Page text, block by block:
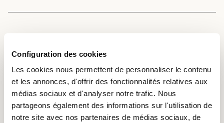
Configuration des cookies
Les cookies nous permettent de personnaliser le contenu
et les annonces, d'offrir des fonctionnalités relatives aux
médias sociaux et d'analyser notre trafic. Nous
partageons également des informations sur l'utilisation de
notre site avec nos partenaires de médias sociaux, de
UTILISATION
La selle de cabri avec sa fine couche de graisse convient
très bien aux rôtis ou aux plats braisés. On peut la
disposer en couronne ou la couper en steaks. La couche
de graisse empêche la viande de se dessécher ; il ne faut
donc pas l’enlever.